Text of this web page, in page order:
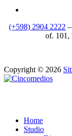
(+598) 2904 2222 –
of. 101,
Copyright © 2026
Home
Studio